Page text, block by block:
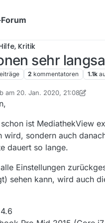
Kritik
sehr
2 kommentatoren 1.1k
am 20. Jan. 2020, 21:08
editiert von FreizeitUser
ist MediathekView
wird, sondern auch
dauert so lange.
Einstellungen
sehen kann, wird auch